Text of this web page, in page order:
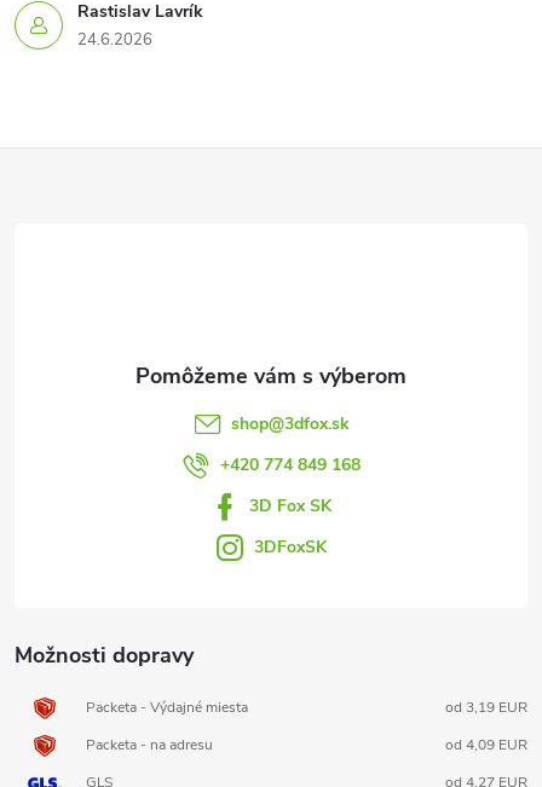
Rastislav Lavrík
24.6.2026
Možnosti dopravy
Packeta - Výdajné miesta
od 3,19 EUR
Packeta - na adresu
od 4,09 EUR
GLS
od 4,27 EUR
shop@3dfox.sk
+420 774 849 168
3D Fox SK
3DFoxSK